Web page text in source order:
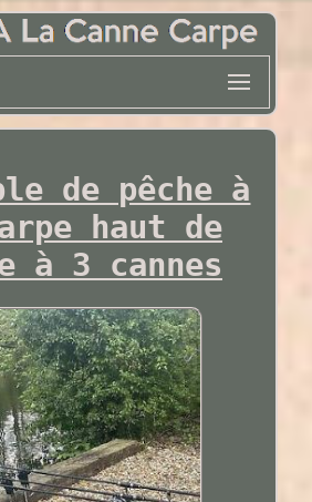
de pêche à
haut de
à 3 cannes